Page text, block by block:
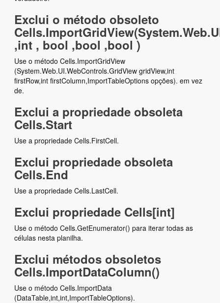
Exclui o método obsoleto
,int , bool ,bool ,bool )
Use o método Cells.ImportGridView
(System.Web.UI.WebControls.GridView gridView,int
firstRow,int firstColumn,ImportTableOptions opções). em vez
de.
Exclui a propriedade obsoleta
Cells.Start
Use a propriedade Cells.FirstCell.
Exclui propriedade obsoleta
Cells.End
Use a propriedade Cells.LastCell.
Exclui propriedade Cells[int]
Use o método Cells.GetEnumerator() para iterar todas as
células nesta planilha.
Exclui métodos obsoletos
Cells.ImportDataColumn()
Use o método Cells.ImportData
(DataTable,int,int,ImportTableOptions).